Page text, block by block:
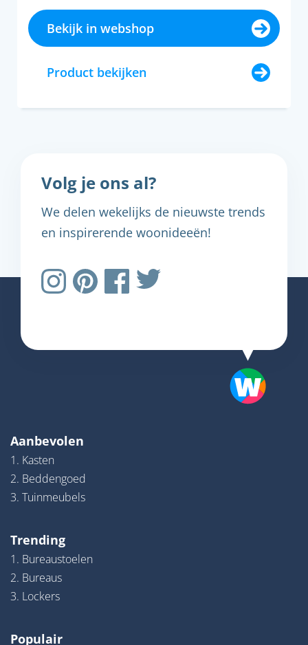
Bekijk in webshop
Product bekijken
Volg je ons al?
We delen wekelijks de nieuwste trends
en inspirerende woonideeën!
Aanbevolen
1. Kasten
2. Beddengoed
3. Tuinmeubels
Trending
1. Bureaustoelen
2. Bureaus
3. Lockers
Populair